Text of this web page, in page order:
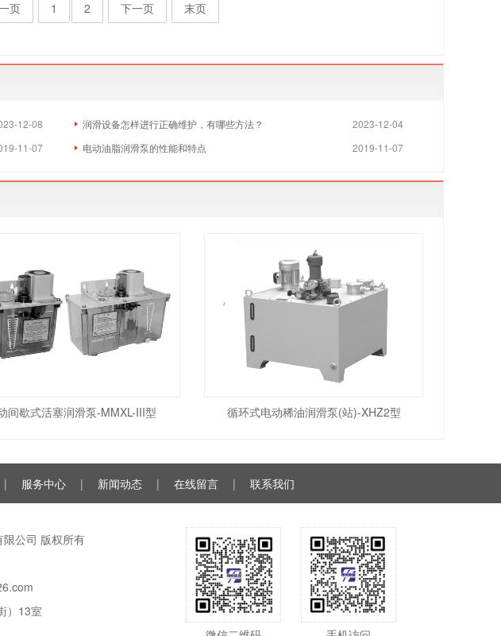
页 1 2 下一页 末页
12-08 2023-12-04
润滑设备怎样进行正确维护，有哪些方法？
11-07
2019-11-07
电动油脂润滑泵的性能和特点
间歇式活塞润滑泵-MMXL-III型 循环式电动稀油润滑泵(站)-XHZ2型
| 服务中心 | 新闻动态 | 在线留言 | 联系我们
公司 版权所有
）13室